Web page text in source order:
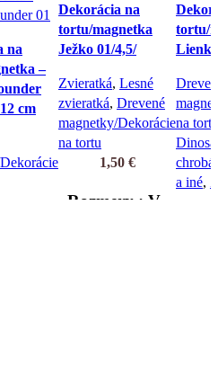
na
–
cm
Dekorácia na
tortu/magnetka
Ježko 01/4,5/
Zvieratká, Lesné
zvieratká, Drevené
magnetky/Dekorácie
na tortu
1,50 €
Rozmery : V
tortu/
na tortu
a iné,